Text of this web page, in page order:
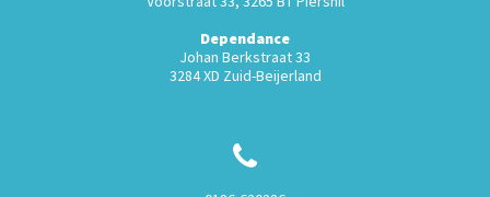
Dependance
Johan Berkstraat 33
3284 XD Zuid-Beijerland